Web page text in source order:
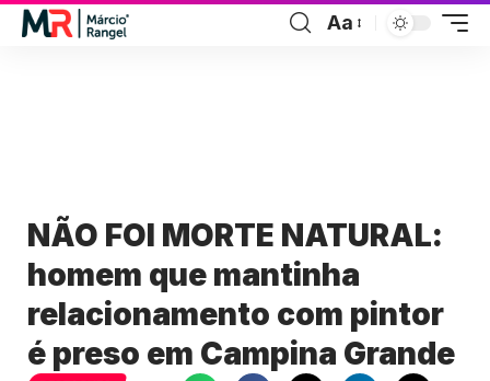
Aa
NÃO FOI MORTE NATURAL:
homem que mantinha
relacionamento com pintor
é preso em Campina Grande